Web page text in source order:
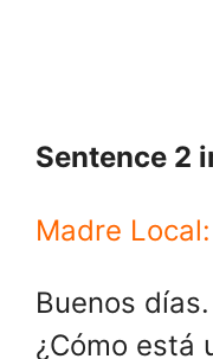
Sentence 2
Madre Local:
Buenos
¿Cómo está